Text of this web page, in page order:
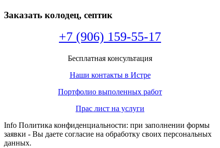
Заказать колодец, септик
+7 (906) 159-55-17
Бесплатная консультация
Наши контакты в Истре
Портфолио выполенных работ
Прас лист на услуги
Info Политика конфиденциальности: при заполнении формы
заявки - Вы даете согласие на обработку своих персональных
данных.